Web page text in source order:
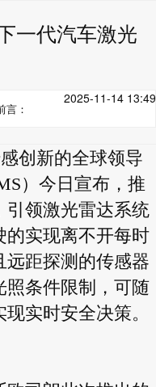
一代汽车激光
2025-11-14 13:49
言：
创新的全球领导
）今日宣布，推
引领激光雷达系统
的实现离不开每时
远距探测的传感器
照条件限制，可随
实时安全决策。